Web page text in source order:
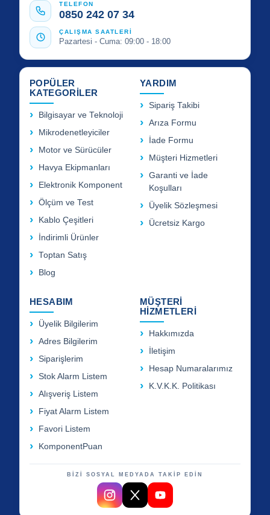
TELEFON
0850 242 07 34
ÇALIŞMA SAATLERİ
Pazartesi - Cuma: 09:00 - 18:00
POPÜLER
KATEGORİLER
Bilgisayar ve Teknoloji
Mikrodenetleyiciler
Motor ve Sürücüler
Havya Ekipmanları
Elektronik Komponent
Ölçüm ve Test
Kablo Çeşitleri
İndirimli Ürünler
Toptan Satış
Blog
YARDIM
Sipariş Takibi
Arıza Formu
İade Formu
Müşteri Hizmetleri
Garanti ve İade
Koşulları
Üyelik Sözleşmesi
Ücretsiz Kargo
HESABIM
Üyelik Bilgilerim
Adres Bilgilerim
Siparişlerim
Stok Alarm Listem
Alışveriş Listem
Fiyat Alarm Listem
Favori Listem
KomponentPuan
MÜŞTERİ
HİZMETLERİ
Hakkımızda
İletişim
Hesap Numaralarımız
K.V.K.K. Politikası
BİZİ SOSYAL MEDYADA TAKİP EDİN